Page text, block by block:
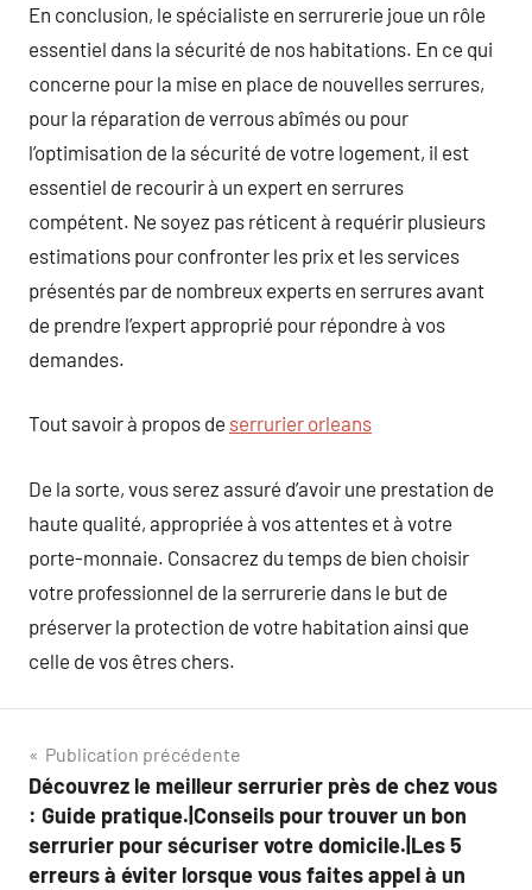
En conclusion, le spécialiste en serrurerie joue un rôle
essentiel dans la sécurité de nos habitations. En ce qui
concerne pour la mise en place de nouvelles serrures,
pour la réparation de verrous abîmés ou pour
l’optimisation de la sécurité de votre logement, il est
essentiel de recourir à un expert en serrures
compétent. Ne soyez pas réticent à requérir plusieurs
estimations pour confronter les prix et les services
présentés par de nombreux experts en serrures avant
de prendre l’expert approprié pour répondre à vos
demandes.
Tout savoir à propos de serrurier orleans
De la sorte, vous serez assuré d’avoir une prestation de
haute qualité, appropriée à vos attentes et à votre
porte-monnaie. Consacrez du temps de bien choisir
votre professionnel de la serrurerie dans le but de
préserver la protection de votre habitation ainsi que
celle de vos êtres chers.
Navigation
de
l’article
Publication précédente
Découvrez le meilleur serrurier près de chez vous
: Guide pratique.|Conseils pour trouver un bon
serrurier pour sécuriser votre domicile.|Les 5
erreurs à éviter lorsque vous faites appel à un